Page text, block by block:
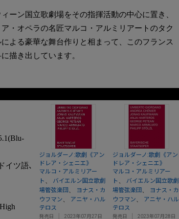
ーン国立歌劇場をその指揮活動の中心に置き、
・オペラの名匠マルコ・アルミリアートのタク
よる豪華な舞台作りと相まって、このフランス
描き出しています。
ジョルダーノ:歌劇《アン
ドレア・シェニエ》
マルコ・アルミリアー
ト
バイエルン国立歌劇
場管弦楽団
ヨナス・カ
ウフマン
アニヤ・ハル
テロス
発売日 2023年07月28日
ジョルダーノ:歌劇《アン
ドレア・シェニエ》
マルコ・アルミリアー
ト
バイエルン国立歌劇
場管弦楽団
ヨナス・カ
ウフマン
アニヤ・ハル
テロス
発売日 2023年07月27日
イツ語､